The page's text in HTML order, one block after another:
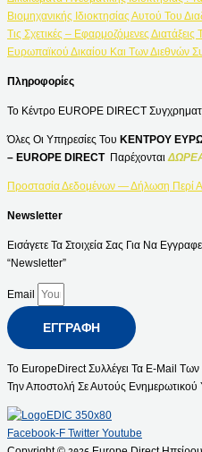
Βιομηχανικής Ιδιοκτησίας Αυτού Του
Τις Σχετικές – Εφαρμοζόμενες
Ευρωπαϊκού Δικαίου Και Των Διεθνών
Πληροφορίες
Το Κέντρο EUROPE DIRECT
Όλες Οι Υπηρεσίες Του ΚΕΝΤΡΟΥ
– EUROPE DIRECT Παρέχονται
Προστασία Δεδομένων — Δήλωση Περί
Newsletter
Εισάγετε Τα Στοιχεία Σας Για Να
“Newsletter”
Email
ΕΓΓΡΑΦΉ
Το EuropeDirect Συλλέγει Τα E-Mail
Την Αποστολή Σε Αυτούς Ενημερωτικού
Facebook-F Twitter Youtube